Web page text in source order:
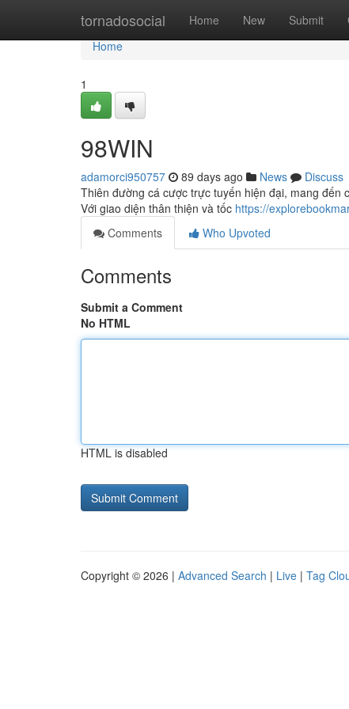
tornadosocial Home New Submit
Home
Home
1
98WIN
adamorci950757 89 days ago News
Discuss
Thiên đường cá cược trực tuyến hiện đại, mang đến
Với giao diện thân thiện và tốc https://
Comments
Who Upvoted
Comments
Submit a Comment
No HTML
HTML is disabled
Copyright © 2026 | Advanced Search | Live | Tag